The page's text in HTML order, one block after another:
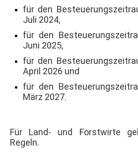
für den
Juli 2024,
für den
Juni 2025,
für den
April 2026 und
für den
März 2027.
Für Land- und Forstwirte
Regeln.